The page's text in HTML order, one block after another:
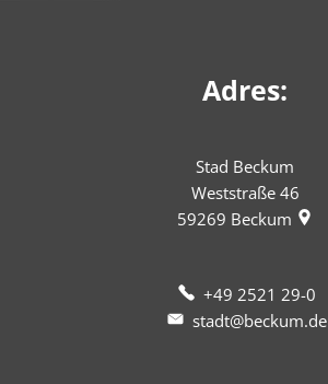
Adres:
Stad Beckum
Weststraße 46
59269 Beckum
+49 2521 29-0
stadt@beckum.de